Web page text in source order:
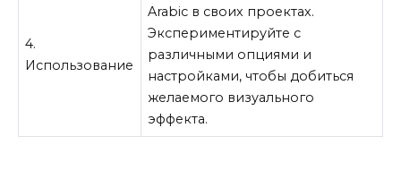
4.
Использование
Arabic в своих проектах.
Экспериментируйте с
различными опциями и
настройками, чтобы добиться
желаемого визуального
эффекта.